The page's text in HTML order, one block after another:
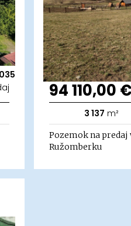
94 110,00 €
3 137 m²
Pozemok na
Ružomberku